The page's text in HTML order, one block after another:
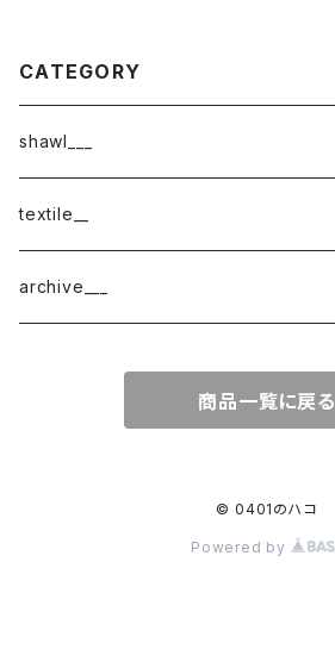
CATEGORY
shawl___
cotton
border
cotton × wool
textile__
織物
archive___
商品一覧に戻る
© 0401のハコ
Powered by